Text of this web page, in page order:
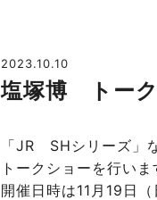
2023.10.10
塩塚博 トー
「JR SHシリーズ」
トークショーを行いま
開催日時は11月19日